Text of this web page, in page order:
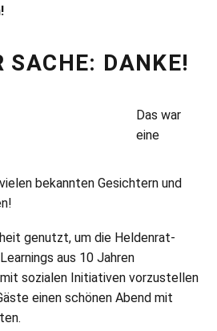
SACHE: DANKE!
Das war
eine
bekannten Gesichtern und
genutzt, um die Heldenrat-
aus 10 Jahren
sozialen Initiativen vorzustellen
einen schönen Abend mit